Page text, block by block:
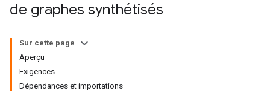
de graphes synthétisés
Sur cette page
Aperçu
Exigences
Dépendances et importations